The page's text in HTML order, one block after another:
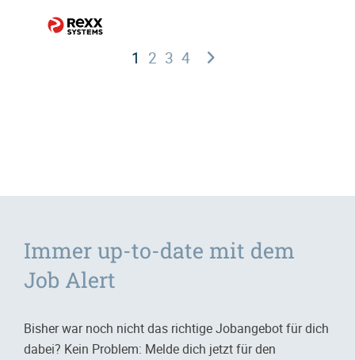
1 2 3 4
Immer up-to-date mit dem
Job Alert
Bisher war noch nicht das richtige Jobangebot für dich
dabei? Kein Problem: Melde dich jetzt für den